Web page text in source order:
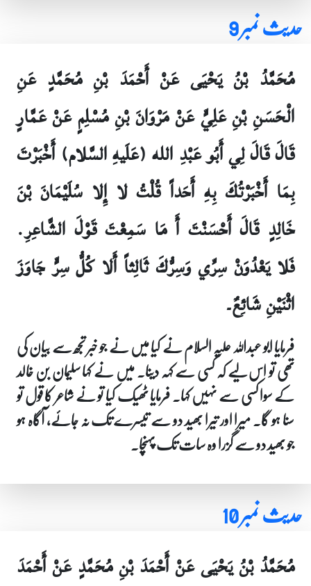
حدیث نمبر 9
مُحَمَّدُ بْنُ يَحْيَى عَنْ أَحْمَدَ بْنِ مُحَمَّدٍ عَنِ
الْحَسَنِ بْنِ عَلِيٍّ عَنْ مَرْوَانَ بْنِ مُسْلِمٍ عَنْ عَمَّارٍ
قَالَ قَالَ لِي أَبُو عَبْدِ الله (عَلَيهِ السَّلام) أَخْبَرْتَ
بِمَا أَخْبَرْتُكَ بِهِ أَحَداً قُلْتُ لا إِلا سُلَيْمَانَ بْنَ
خَالِدٍ قَالَ أَحْسَنْتَ أَ مَا سَمِعْتَ قَوْلَ الشَّاعِرِ.
فَلا يَعْدُوَنْ سِرِّي وَسِرُّكَ ثَالِثاً أَلا كُلُّ سِرٍّ جَاوَزَ
اثْنَيْنِ شَائِعٌ‏۔
فرمایا ابو عبداللہ علیہ السلام نے کیا میں نے جو خبر تجھ سے بیان کی
تھی تو اس لیے کہ کسی سے کہہ دینا۔ میں نے کہا سلیمان بن خالد
کے سوا کسی سے نہیں کہا۔ فرمایا ٹھیک کیا تو نے شاعر کا قول تو
سنا ہو گا۔ میرا اور تیرا بھید دو سے تیسرے تک نہ جائے، آگاہ ہو
جو بھید دو سے گزرا وہ سات تک پہنچا۔
حدیث نمبر 10
مُحَمَّدُ بْنُ يَحْيَى عَنْ أَحْمَدَ بْنِ مُحَمَّدٍ عَنْ أَحْمَدَ